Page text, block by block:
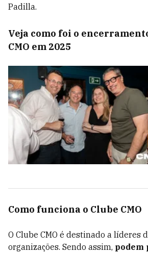
Padilla.
Veja como foi o
CMO em 2025
Como funciona o Clube CMO
O Clube CMO é destinado a líderes
organizações. Sendo assim, podem